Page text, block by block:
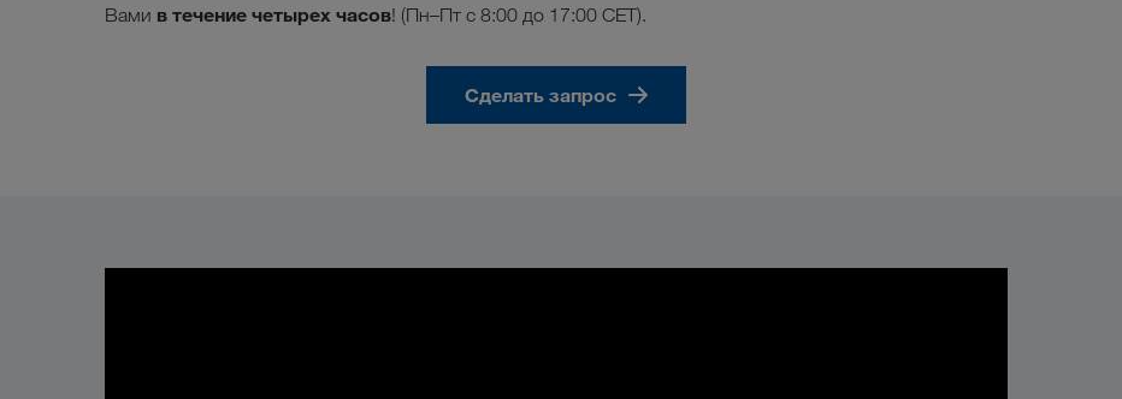
Вами в течение четырех часов! (Пн–Пт с 8:00 до 17:00 CET).
Сделать запрос